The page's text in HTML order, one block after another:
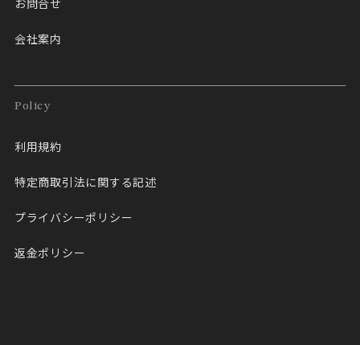
お問合せ
会社案内
Policy
利用規約
特定商取引法に関する記述
プライバシーポリシー
返金ポリシー